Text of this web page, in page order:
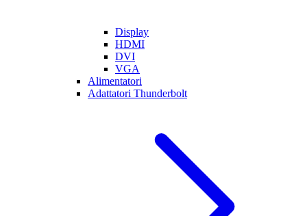
Display
HDMI
DVI
VGA
Alimentatori
Adattatori Thunderbolt